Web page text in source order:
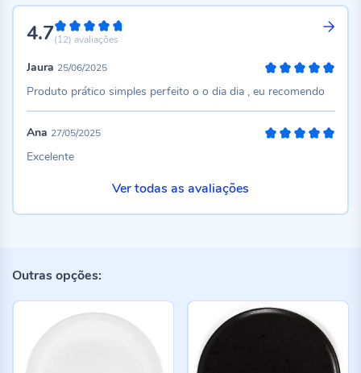
4.794%
(12) avaliações
Jaura 25/06/2025
Produto prático simples perfeito o o dia dia , eu recomendo
Ana 27/05/2025
Excelente
Ver todas as avaliações
Outras opções: